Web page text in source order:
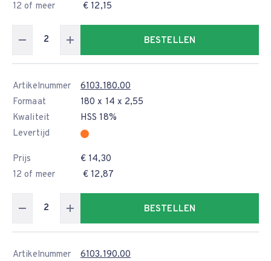
12 of meer
€ 12,15
BESTELLEN
Artikelnummer
6103.180.00
Formaat
180 x 14 x 2,55
Kwaliteit
HSS 18%
Levertijd
Prijs
€ 14,30
12 of meer
€ 12,87
BESTELLEN
Artikelnummer
6103.190.00